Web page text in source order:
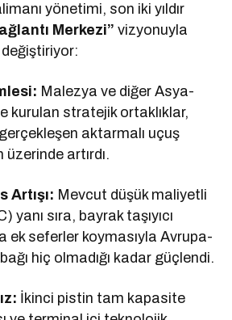
yönetimi, son iki yıldır
Merkezi” vizyonuyla
değiştiriyor:
Malezya ve diğer Asya-
kurulan stratejik ortaklıklar,
aktarmalı uçuş
artırdı.
Artışı: Mevcut düşük maliyetli
yanı sıra, bayrak taşıyıcı
ek seferler koymasıyla Avrupa-
hiç olmadığı kadar güçlendi.
İkinci pistin tam kapasite